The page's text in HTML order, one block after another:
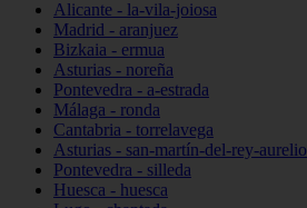
Alicante - la-vila-joiosa
Madrid - aranjuez
Bizkaia - ermua
Asturias - noreña
Pontevedra - a-estrada
Málaga - ronda
Cantabria - torrelavega
Asturias - san-martín-del-rey-aurelio
Pontevedra - silleda
Huesca - huesca